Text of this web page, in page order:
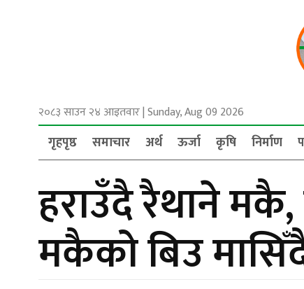
२०८३ साउन २४ आइतवार|Sunday, Aug 09 2026
गृहपृष्ठ समाचार अर्थ ऊर्जा कृषि निर्माण
हराउँदै रैथाने
मकैको बिउ